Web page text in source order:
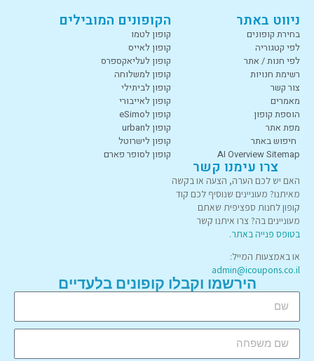
ניווט באתר
בחירת קופונים
לפי קטגוריה
לפי חנות / אתר
רשימת חנויות
צור קשר
מאמרים
הוספת קופון
מפת אתר
חיפוש באתר
AI Overview Sitemap
הקופונים המובילים
קופון לטמו
קופון לאייס
קופון לעליאקספרס
קופון למשלוחה
קופון לביתילי
קופון לאייבורי
קופון לeSimo
קופון לurban
קופון לישרוטל
קופון לסופר פארם
צרו עימנו קשר
האם יש לכם הערה, הצעה או בקשה
מאיתנו? מעוניינים שנוסיף לכם קוד
קופון לחנות ספציפית שאתם
מעוניינים בה? צרו איתנו קשר
בטופס פנייה באתר.
או באמצעות המייל:
admin@icoupons.co.il
הירשמו וקבלו קופונים בלעדיים